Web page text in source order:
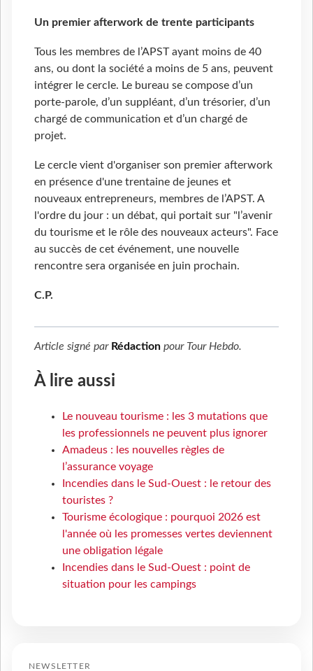
Un premier afterwork de trente participants
Tous les membres de l’APST ayant moins de 40
ans, ou dont la société a moins de 5 ans, peuvent
intégrer le cercle. Le bureau se compose d’un
porte-parole, d’un suppléant, d’un trésorier, d’un
chargé de communication et d’un chargé de
projet.
Le cercle vient d'organiser son premier afterwork
en présence d'une trentaine de jeunes et
nouveaux entrepreneurs, membres de l’APST. A
l'ordre du jour : un débat, qui portait sur "l’avenir
du tourisme et le rôle des nouveaux acteurs". Face
au succès de cet événement, une nouvelle
rencontre sera organisée en juin prochain.
C.P.
Article signé par Rédaction pour Tour Hebdo.
À lire aussi
Le nouveau tourisme : les 3 mutations que
les professionnels ne peuvent plus ignorer
Amadeus : les nouvelles règles de
l’assurance voyage
Incendies dans le Sud-Ouest : le retour des
touristes ?
Tourisme écologique : pourquoi 2026 est
l'année où les promesses vertes deviennent
une obligation légale
Incendies dans le Sud-Ouest : point de
situation pour les campings
NEWSLETTER